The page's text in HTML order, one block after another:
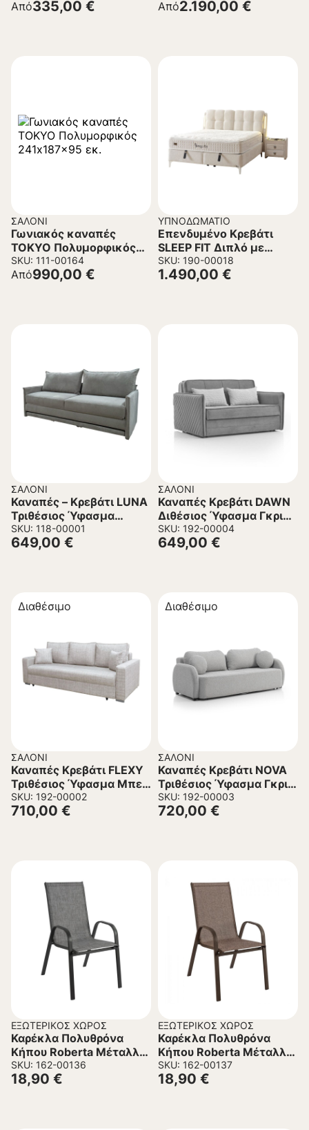
Από335,00 € Από2.190,00 €
ΣΑΛΌΝΙ
Γωνιακός καναπές
TOKYO Πολυμορφικός
241x187x95 εκ.
SKU: 111-00164
Από990,00 €
ΥΠΝΟΔΩΜΆΤΙΟ
Επενδυμένο Κρεβάτι
SLEEP FIT Διπλό με
Αποθηκευτικό χώρο και
Ανατομικό Στρώμα
SKU: 190-00018
1.490,00 €
ΣΑΛΌΝΙ
Καναπές – Κρεβάτι LUNA
Τριθέσιος Ύφασμα
Μπουκλέ Γκρί ανοικτό
215x85x105Υεκ.
SKU: 118-00001
649,00 €
ΣΑΛΌΝΙ
Καναπές Κρεβάτι DAWN
Διθέσιος Ύφασμα Γκρι
166x113x91 εκ.
SKU: 192-00004
649,00 €
Διαθέσιμο
ΣΑΛΌΝΙ
Καναπές Κρεβάτι FLEXY
Τριθέσιος Ύφασμα Μπεζ
233x103x91 εκ.
SKU: 192-00002
710,00 €
Διαθέσιμο
ΣΑΛΌΝΙ
Καναπές Κρεβάτι NOVA
Τριθέσιος Ύφασμα Γκρι
226x103x90 εκ.
SKU: 192-00003
720,00 €
ΕΞΩΤΕΡΙΚΌΣ ΧΏΡΟΣ
Καρέκλα Πολυθρόνα
Κήπου Roberta Μέταλλο
– Textiline σε Γκρί
54x74x93Υεκ.
SKU: 162-00136
18,90 €
ΕΞΩΤΕΡΙΚΌΣ ΧΏΡΟΣ
Καρέκλα Πολυθρόνα
Κήπου Roberta Μέταλλο
– Textiline σε Καφέ
54x74x93Υεκ.
SKU: 162-00137
18,90 €